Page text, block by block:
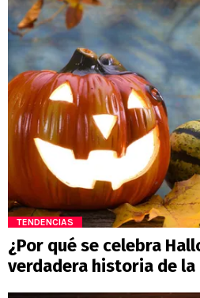
TENDENCIAS
¿Por qué se celebra
verdadera historia de la